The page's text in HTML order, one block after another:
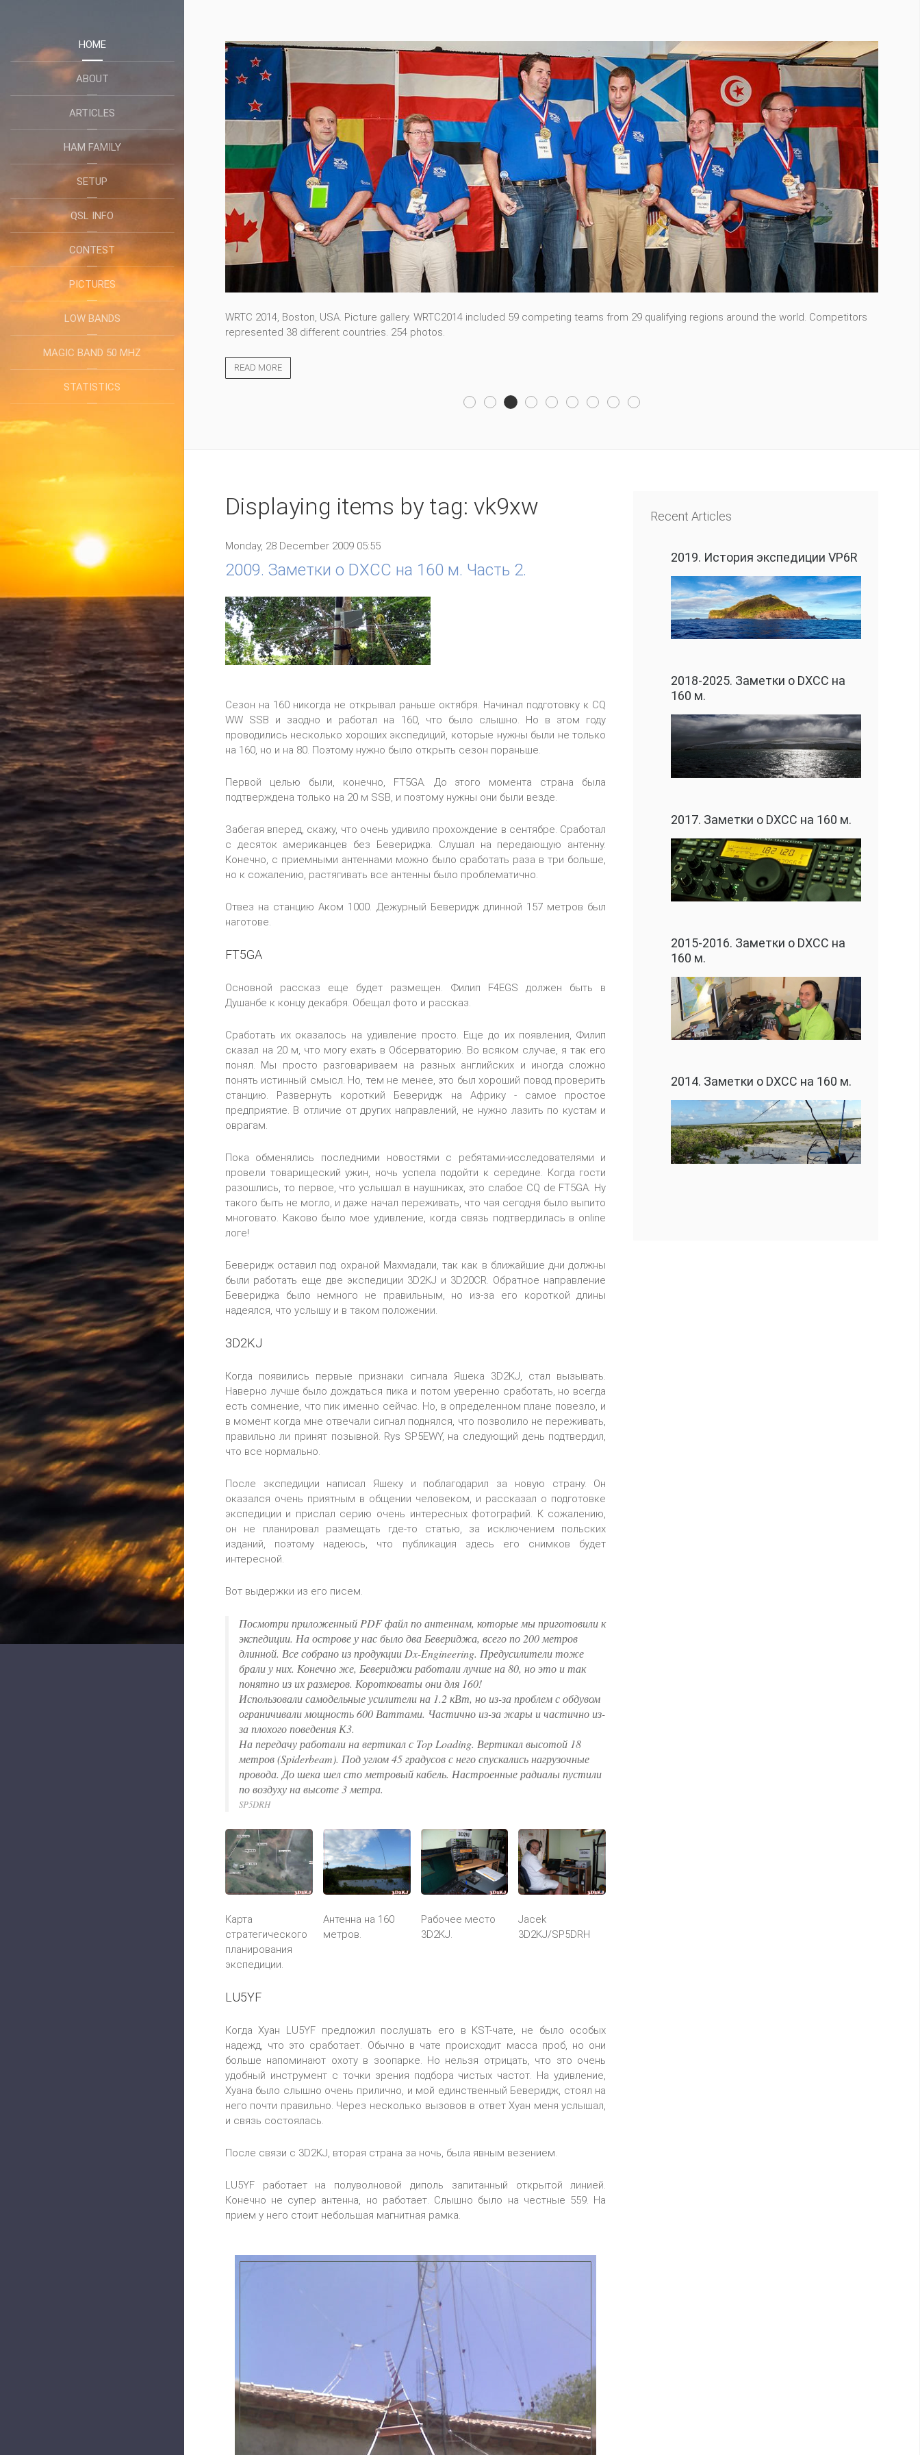
HOME
ABOUT
ARTICLES
HAM FAMILY
SETUP
QSL INFO
CONTEST
PICTURES
LOW BANDS
MAGIC BAND 50 MHZ
STATISTICS
WRTC 2014, Boston, USA. Picture gallery. WRTC2014 included 59 competing teams from 29 qualifying regions around the world. Competitors
represented 38 different countries. 254 photos.
READ MORE
Displaying items by tag: vk9xw
Monday, 28 December 2009 05:55
2009. Заметки о DXCC на 160 м. Часть 2.
Сезон на 160 никогда не открывал раньше октября. Начинал подготовку к CQ
WW SSB и заодно и работал на 160, что было слышно. Но в этом году
проводились несколько хороших экспедиций, которые нужны были не только
на 160, но и на 80. Поэтому нужно было открыть сезон пораньше.
Первой целью были, конечно, FT5GA. До этого момента страна была
подтверждена только на 20 м SSB, и поэтому нужны они были везде.
Забегая вперед, скажу, что очень удивило прохождение в сентябре. Сработал
с десяток американцев без Бевериджа. Слушал на передающую антенну.
Конечно, с приемными антеннами можно было сработать раза в три больше,
но к сожалению, растягивать все антенны было проблематично.
Отвез на станцию Аком 1000. Дежурный Беверидж длинной 157 метров был
наготове.
FT5GA
Основной рассказ еще будет размещен. Филип F4EGS должен быть в
Душанбе к концу декабря. Обещал фото и рассказ.
Сработать их оказалось на удивление просто. Еще до их появления, Филип
сказал на 20 м, что могу ехать в Обсерваторию. Во всяком случае, я так его
понял. Мы просто разговариваем на разных английских и иногда сложно
понять истинный смысл. Но, тем не менее, это был хороший повод проверить
станцию. Развернуть короткий Беверидж на Африку - самое простое
предприятие. В отличие от других направлений, не нужно лазить по кустам и
оврагам.
Пока обменялись последними новостями с ребятами-исследователями и
провели товарищеский ужин, ночь успела подойти к середине. Когда гости
разошлись, то первое, что услышал в наушниках, это слабое CQ de FT5GA. Ну
такого быть не могло, и даже начал переживать, что чая сегодня было выпито
многовато. Каково было мое удивление, когда связь подтвердилась в online
логе!
Беверидж оставил под охраной Махмадали, так как в ближайшие дни должны
были работать еще две экспедиции 3D2KJ и 3D20СR. Обратное направление
Бевериджа было немного не правильным, но из-за его короткой длины
надеялся, что услышу и в таком положении.
3D2KJ
Когда появились первые признаки сигнала Яшека 3D2KJ, стал вызывать.
Наверно лучше было дождаться пика и потом уверенно сработать, но всегда
есть сомнение, что пик именно сейчас. Но, в определенном плане повезло, и
в момент когда мне отвечали сигнал поднялся, что позволило не переживать,
правильно ли принят позывной. Rys SP5EWY, на следующий день подтвердил,
что все нормально.
После экспедиции написал Яшеку и поблагодарил за новую страну. Он
оказался очень приятным в общении человеком, и рассказал о подготовке
экспедиции и прислал серию очень интересных фотографий. К сожалению,
он не планировал размещать где-то статью, за исключением польских
изданий, поэтому надеюсь, что публикация здесь его снимков будет
интересной.
Вот выдержки из его писем.
Посмотри приложенный PDF файл по антеннам, которые мы приготовили к
экспедиции. На острове у нас было два Бевериджа, всего по 200 метров
длинной. Все собрано из продукции Dx-Engineering. Предусилители тоже
брали у них. Конечно же, Бевериджи работали лучше на 80, но это и так
понятно из их размеров. Коротковаты они для 160!
Использовали самодельные усилители на 1.2 кВт, но из-за проблем с обдувом
ограничивали мощность 600 Ваттами. Частично из-за жары и частично из-
за плохого поведения К3.
На передачу работали на вертикал с Top Loading. Вертикал высотой 18
метров (Spiderbeam). Под углом 45 градусов с него спускались нагрузочные
провода. До шека шел сто метровый кабель. Настроенные радиалы пустили
по воздуху на высоте 3 метра.
SP5DRH
Карта
стратегического
планирования
экспедиции.
Антенна на 160
метров.
Рабочее место
3D2KJ.
Jacek
3D2KJ/SP5DRH
LU5YF
Когда Хуан LU5YF предложил послушать его в KST-чате, не было особых
надежд, что это сработает. Обычно в чате происходит масса проб, но они
больше напоминают охоту в зоопарке. Но нельзя отрицать, что это очень
удобный инструмент с точки зрения подбора чистых частот. На удивление,
Хуана было слышно очень прилично, и мой единственный Беверидж, стоял на
него почти правильно. Через несколько вызовов в ответ Хуан меня услышал,
и связь состоялась.
После связи с 3D2KJ, вторая страна за ночь, была явным везением.
LU5YF работает на полуволновой диполь запитанный открытой линией.
Конечно не супер антенна, но работает. Слышно было на честные 559. На
прием у него стоит небольшая магнитная рамка.
Recent Articles
2019. История экспедиции VP6R
2018-2025. Заметки о DXCC на
160 м.
2017. Заметки о DXCC на 160 м.
2015-2016. Заметки о DXCC на
160 м.
2014. Заметки о DXCC на 160 м.